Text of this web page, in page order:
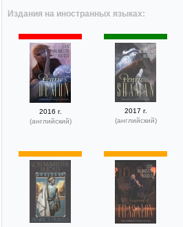
Издания на иностранных языках:
2016 г.
(английский)
2017 г.
(английский)